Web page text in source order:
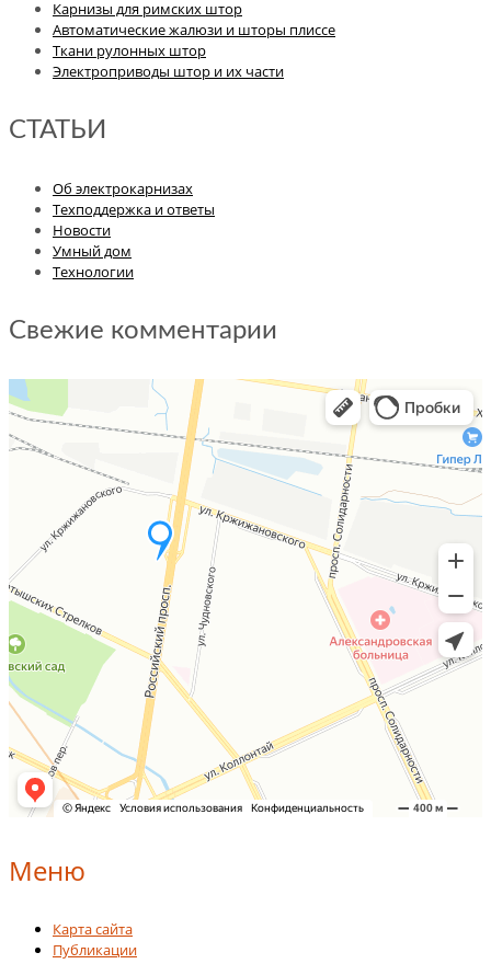
Карнизы для римских штор
Автоматические жалюзи и шторы плиссе
Ткани рулонных штор
Электроприводы штор и их части
СТАТЬИ
Об электрокарнизах
Техподдержка и ответы
Новости
Умный дом
Технологии
Свежие комментарии
Меню
Карта сайта
Публикации